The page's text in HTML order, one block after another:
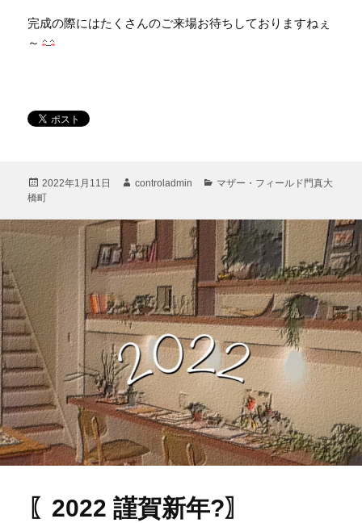
完成の際にはたくさんのご来場お待ちしておりますねぇ
～
投
稿
2022年1月11日
作
controladmin
カ
リ
ー
マザー・フィールド門真大
橋町
〖2022 謹賀新年?〗